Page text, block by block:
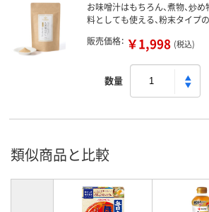
お味噌汁はもちろん、煮物、炒
料としても使える、粉末タイプ
販売価格： ￥1,998 (税込)
数量
類似商品と比較